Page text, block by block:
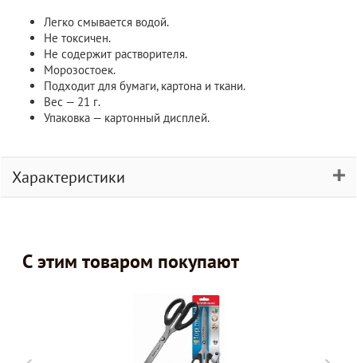
Легко смывается водой.
Не токсичен.
Не содержит растворителя.
Морозостоек.
Подходит для бумаги, картона и ткани.
Вес — 21 г.
Упаковка — картонный дисплей.
Характеристики
С этим товаром покупают